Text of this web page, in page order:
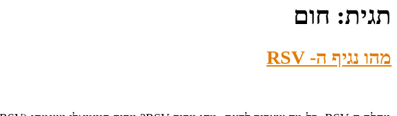
תגית: חום
מהו נגיף ה- RSV